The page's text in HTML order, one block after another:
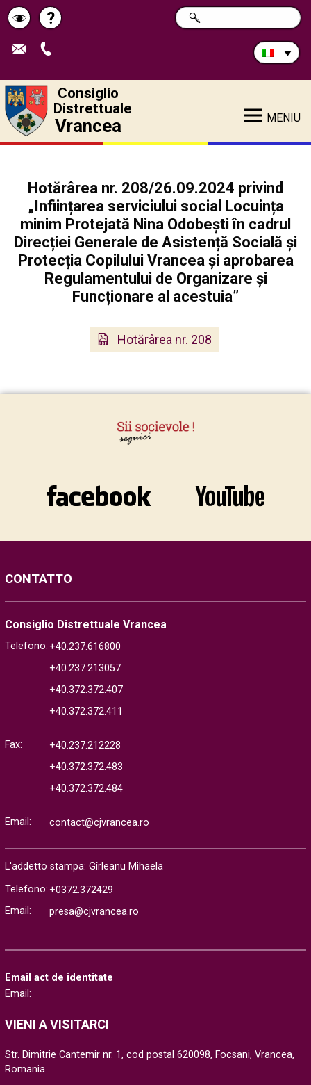
Schimbă
contrastul
Pagina
de
?
Cerca
nel
RICERCA
Consiglio
Distrettuale
Vrancea MENIU
Hotărârea nr. 208/26.09.2024 privind
„Inființarea serviciului social Locuința
minim Protejată Nina Odobești în cadrul
Direcției Generale de Asistență Socială și
Protecția Copilului Vrancea și aprobarea
Regulamentului de Organizare și
Funcționare al acestuia”
Hotărârea nr. 208
CONTATTO
Consiglio Distrettuale Vrancea
Telefono: +40.237.616800
+40.237.213057
+40.372.372.407
+40.372.372.411
Fax:
+40.237.212228
+40.372.372.483
+40.372.372.484
Email: contact@cjvrancea.ro
L'addetto stampa: Gîrleanu Mihaela
Telefono: +0372.372429
Email:
presa@cjvrancea.ro
Email act de identitate
Email:
VIENI A VISITARCI
Str. Dimitrie Cantemir nr. 1, cod postal 620098, Focsani, Vrancea,
Romania